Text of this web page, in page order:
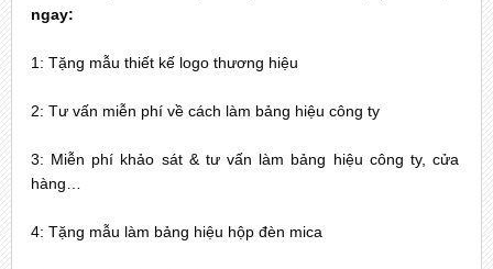
ngay:
1: Tặng mẫu thiết kế logo thương hiệu
2: Tư vấn miễn phí về cách làm bảng hiệu công ty
3: Miễn phí khảo sát & tư vấn làm bảng hiệu công ty, cửa
hàng…
4: Tặng mẫu làm bảng hiệu hộp đèn mica